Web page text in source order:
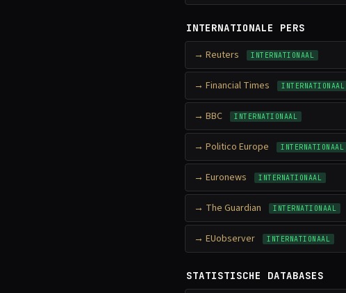
INTERNATIONALE PERS
Reuters INTERNATIONAAL
Financial Times INTERNATIONAAL
BBC INTERNATIONAAL
Politico Europe INTERNATIONAAL
Euronews INTERNATIONAAL
The Guardian INTERNATIONAAL
EUobserver INTERNATIONAAL
STATISTISCHE DATABASES